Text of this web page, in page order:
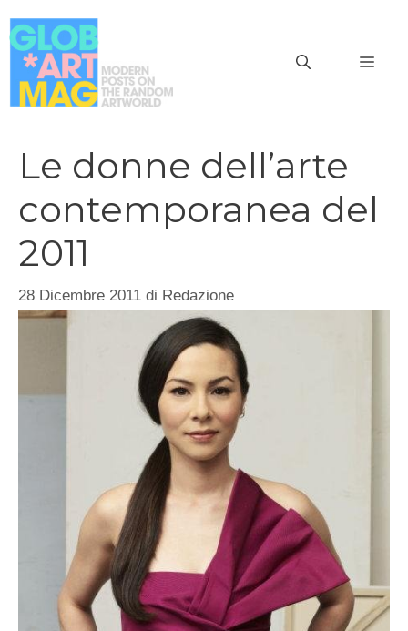
al
contenuto
Le donne dell’arte
contemporanea del
2011
28 Dicembre 2011 di Redazione